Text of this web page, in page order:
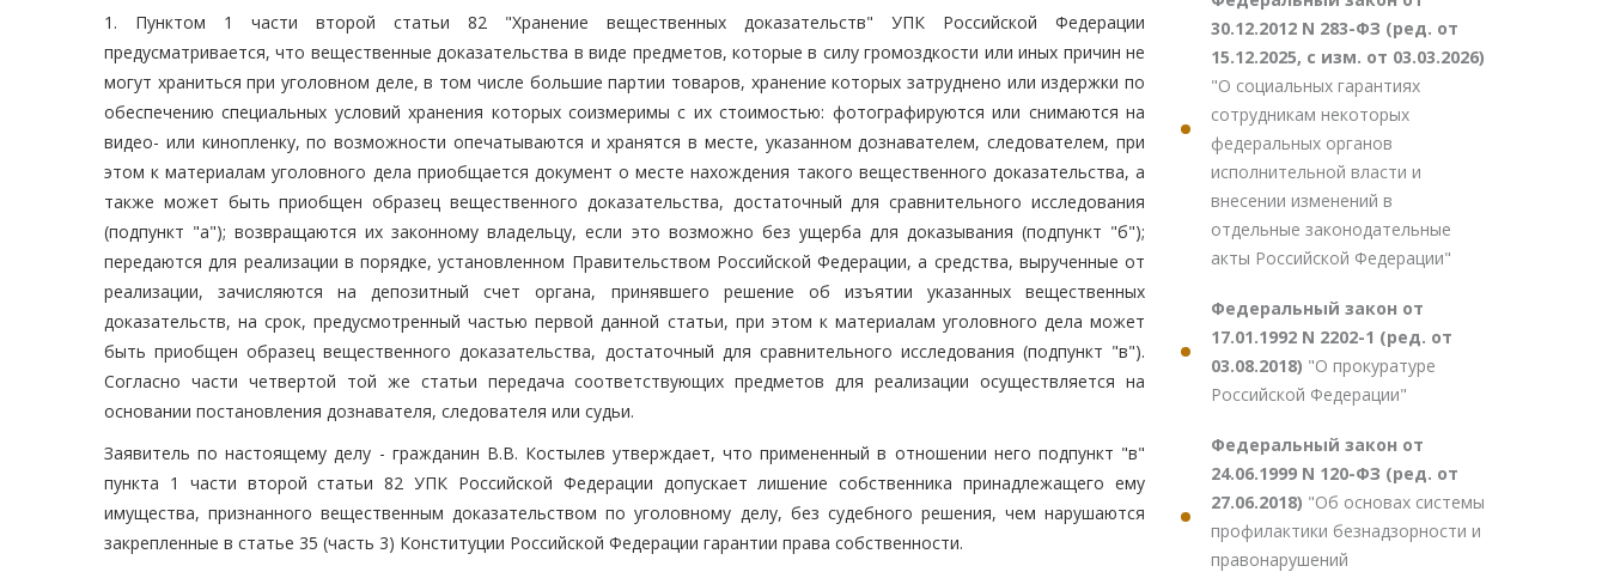
1. Пунктом 1 части второй статьи 82 "Хранение вещественных доказательств" УПК Российской Федерации
предусматривается, что вещественные доказательства в виде предметов, которые в силу громоздкости или иных причин не
могут храниться при уголовном деле, в том числе большие партии товаров, хранение которых затруднено или издержки по
обеспечению специальных условий хранения которых соизмеримы с их стоимостью: фотографируются или снимаются на
видео- или кинопленку, по возможности опечатываются и хранятся в месте, указанном дознавателем, следователем, при
этом к материалам уголовного дела приобщается документ о месте нахождения такого вещественного доказательства, а
также может быть приобщен образец вещественного доказательства, достаточный для сравнительного исследования
(подпункт "а"); возвращаются их законному владельцу, если это возможно без ущерба для доказывания (подпункт "б");
передаются для реализации в порядке, установленном Правительством Российской Федерации, а средства, вырученные от
реализации, зачисляются на депозитный счет органа, принявшего решение об изъятии указанных вещественных
доказательств, на срок, предусмотренный частью первой данной статьи, при этом к материалам уголовного дела может
быть приобщен образец вещественного доказательства, достаточный для сравнительного исследования (подпункт "в").
Согласно части четвертой той же статьи передача соответствующих предметов для реализации осуществляется на
основании постановления дознавателя, следователя или судьи.
Заявитель по настоящему делу - гражданин В.В. Костылев утверждает, что примененный в отношении него подпункт "в"
пункта 1 части второй статьи 82 УПК Российской Федерации допускает лишение собственника принадлежащего ему
имущества, признанного вещественным доказательством по уголовному делу, без судебного решения, чем нарушаются
закрепленные в статье 35 (часть 3) Конституции Российской Федерации гарантии права собственности.
30.12.2012 N 283-ФЗ (ред. от
15.12.2025, с изм. от 03.03.2026)
"О социальных гарантиях
сотрудникам некоторых
федеральных органов
исполнительной власти и
внесении изменений в
отдельные законодательные
акты Российской Федерации"
Федеральный закон от
17.01.1992 N 2202-1 (ред. от
03.08.2018) "О прокуратуре
Российской Федерации"
Федеральный закон от
24.06.1999 N 120-ФЗ (ред. от
27.06.2018) "Об основах системы
профилактики безнадзорности и
правонарушений